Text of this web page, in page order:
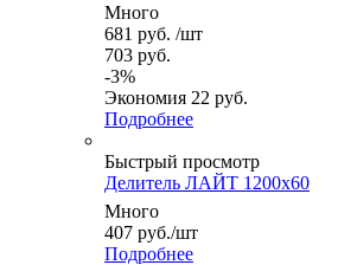
Много
681 руб. /шт
703 руб.
-3%
Экономия 22 руб.
Подробнее
Быстрый просмотр
Делитель ЛАЙТ 1200x60
Много
407 руб./шт
Подробнее